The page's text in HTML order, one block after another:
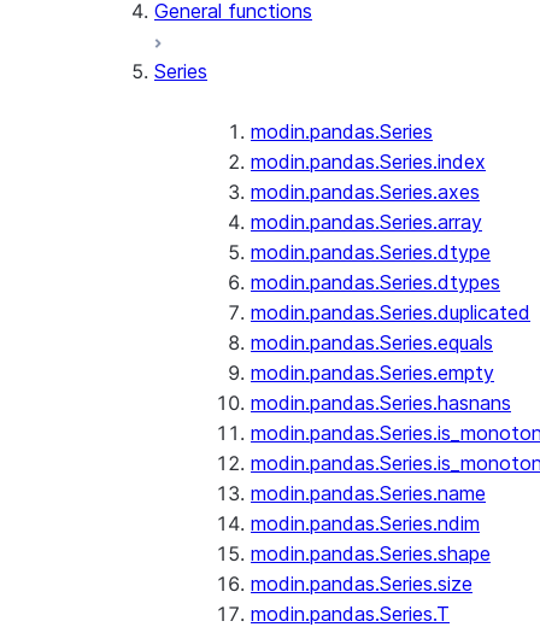
General functions
Series
modin.pandas.Series
modin.pandas.Series.index
modin.pandas.Series.axes
modin.pandas.Series.array
modin.pandas.Series.dtype
modin.pandas.Series.dtypes
modin.pandas.Series.duplicated
modin.pandas.Series.equals
modin.pandas.Series.empty
modin.pandas.Series.hasnans
modin.pandas.Series.name
modin.pandas.Series.ndim
modin.pandas.Series.shape
modin.pandas.Series.size
modin.pandas.Series.T